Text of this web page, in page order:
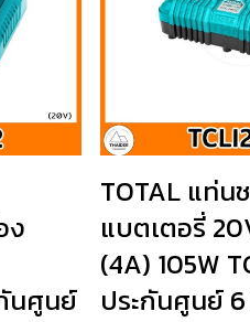
ง
นศูนย์
TOTAL แท่น
แบตเตอรี่
(4A) 105W
ประกันศูนย์